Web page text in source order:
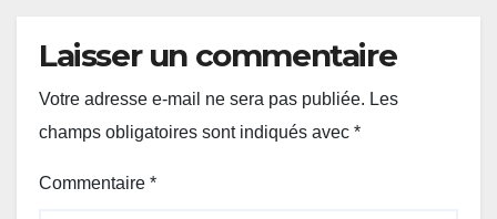
Laisser un commentaire
Votre adresse e-mail ne sera pas publiée. Les
champs obligatoires sont indiqués avec *
Commentaire *